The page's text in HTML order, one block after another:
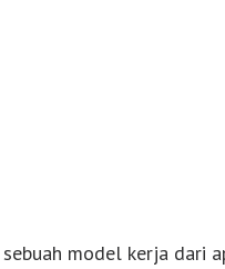
sebuah model kerja dari